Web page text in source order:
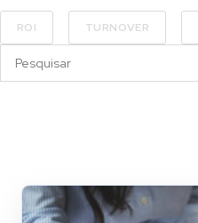
ROI TURNOVER